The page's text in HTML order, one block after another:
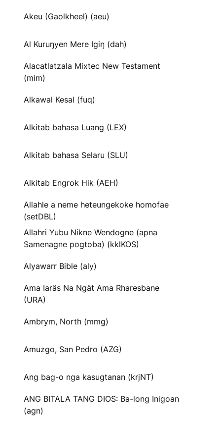
Akeu (Gaolkheel) (aeu)
Al Kuruŋyen Mere Igiŋ (dah)
Alacatlatzala Mixtec New Testament
(mim)
Alkawal Kesal (fuq)
Alkitab bahasa Luang (LEX)
Alkitab bahasa Selaru (SLU)
Alkitab Engrok Hik (AEH)
Allahle a neme heteungekoke homofae
(setDBL)
Allahri Yubu Nikne Wendogne (apna
Samenagne pogtoba) (kklKOS)
Alyawarr Bible (aly)
Ama Iaräs Na Ngät Ama Rharesbane
(URA)
Ambrym, North (mmg)
Amuzgo, San Pedro (AZG)
Ang bag-o nga kasugtanan (krjNT)
ANG BITALA TANG DIOS: Ba-long Inigoan
(agn)